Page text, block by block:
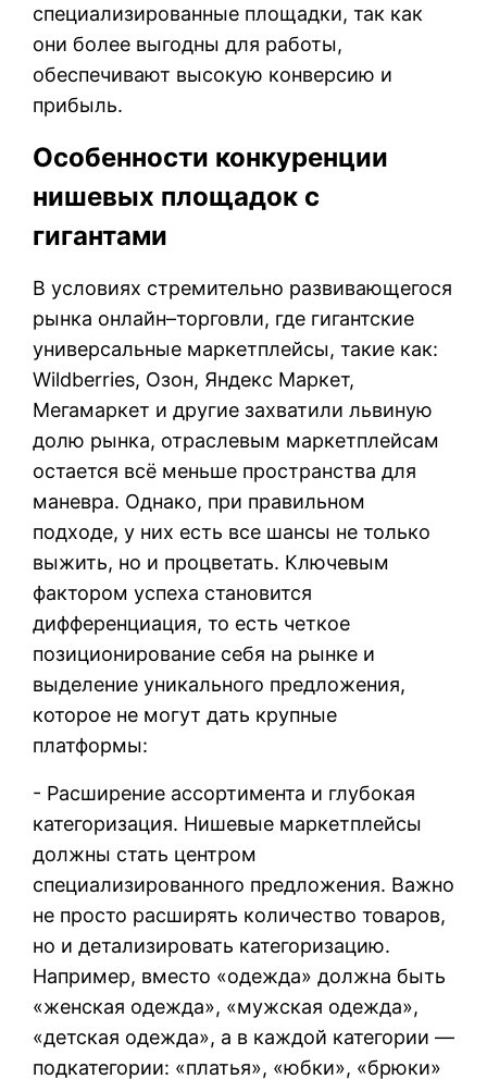
специализированные площадки, так как
они более выгодны для работы,
обеспечивают высокую конверсию и
прибыль.
Особенности конкуренции
нишевых площадок с
гигантами
В условиях стремительно развивающегося
рынка онлайн–торговли, где гигантские
универсальные маркетплейсы, такие как:
Wildberries, Озон, Яндекс Маркет,
Мегамаркет и другие захватили львиную
долю рынка, отраслевым маркетплейсам
остается всё меньше пространства для
маневра. Однако, при правильном
подходе, у них есть все шансы не только
выжить, но и процветать. Ключевым
фактором успеха становится
дифференциация, то есть четкое
позиционирование себя на рынке и
выделение уникального предложения,
которое не могут дать крупные
платформы:
- Расширение ассортимента и глубокая
категоризация. Нишевые маркетплейсы
должны стать центром
специализированного предложения. Важно
не просто расширять количество товаров,
но и детализировать категоризацию.
Например, вместо «одежда» должна быть
«женская одежда», «мужская одежда»,
«детская одежда», а в каждой категории —
подкатегории: «платья», «юбки», «брюки»